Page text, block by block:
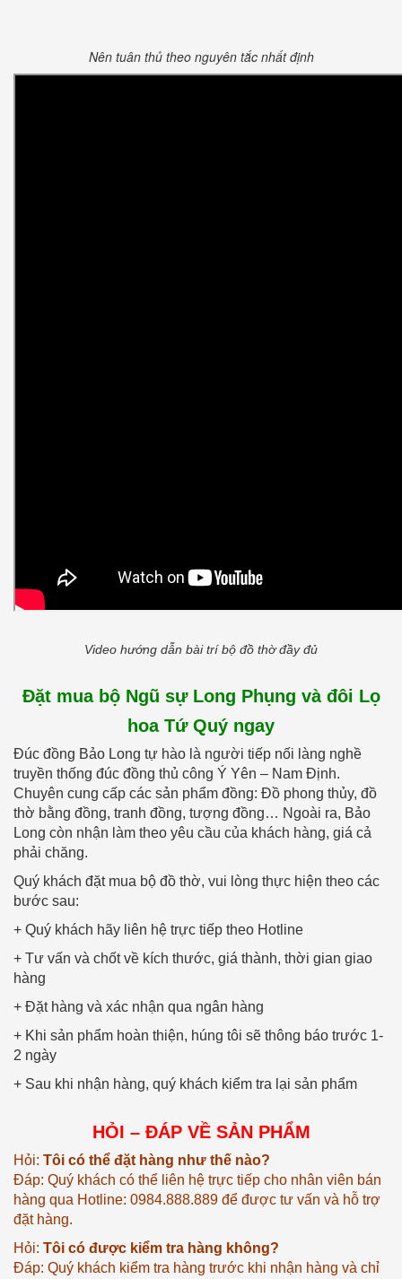
Nên tuân thủ theo nguyên tắc nhất định
Video hướng dẫn bài trí bộ đồ thờ đầy đủ
Đặt mua bộ Ngũ sự Long Phụng và đôi Lọ
hoa Tứ Quý ngay
Đúc đồng Bảo Long tự hào là người tiếp nối làng nghề
truyền thống đúc đồng thủ công Ý Yên – Nam Định.
Chuyên cung cấp các sản phẩm đồng: Đồ phong thủy, đồ
thờ bằng đồng, tranh đồng, tượng đồng… Ngoài ra, Bảo
Long còn nhận làm theo yêu cầu của khách hàng, giá cả
phải chăng.
Quý khách đặt mua bộ đồ thờ, vui lòng thực hiện theo các
bước sau:
+ Quý khách hãy liên hệ trực tiếp theo Hotline
+ Tư vấn và chốt về kích thước, giá thành, thời gian giao
hàng
+ Đặt hàng và xác nhận qua ngân hàng
+ Khi sản phẩm hoàn thiện, húng tôi sẽ thông báo trước 1-
2 ngày
+ Sau khi nhận hàng, quý khách kiểm tra lại sản phẩm
HỎI – ĐÁP VỀ SẢN PHẨM
Hỏi: Tôi có thể đặt hàng như thế nào?
Đáp: Quý khách có thể liên hệ trực tiếp cho nhân viên bán
hàng qua Hotline: 0984.888.889 để được tư vấn và hỗ trợ
đặt hàng.
Hỏi: Tôi có được kiểm tra hàng không?
Đáp: Quý khách kiểm tra hàng trước khi nhận hàng và chỉ